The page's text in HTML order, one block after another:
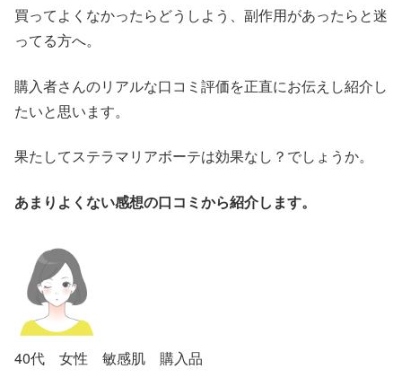
買ってよくなかったらどうしよう、副作用があったらと迷
ってる方へ。
購入者さんのリアルな口コミ評価を正直にお伝えし紹介し
たいと思います。
果たしてステラマリアボーテは効果なし？でしょうか。
あまりよくない感想の口コミから紹介します。
40代 女性 敏感肌 購入品